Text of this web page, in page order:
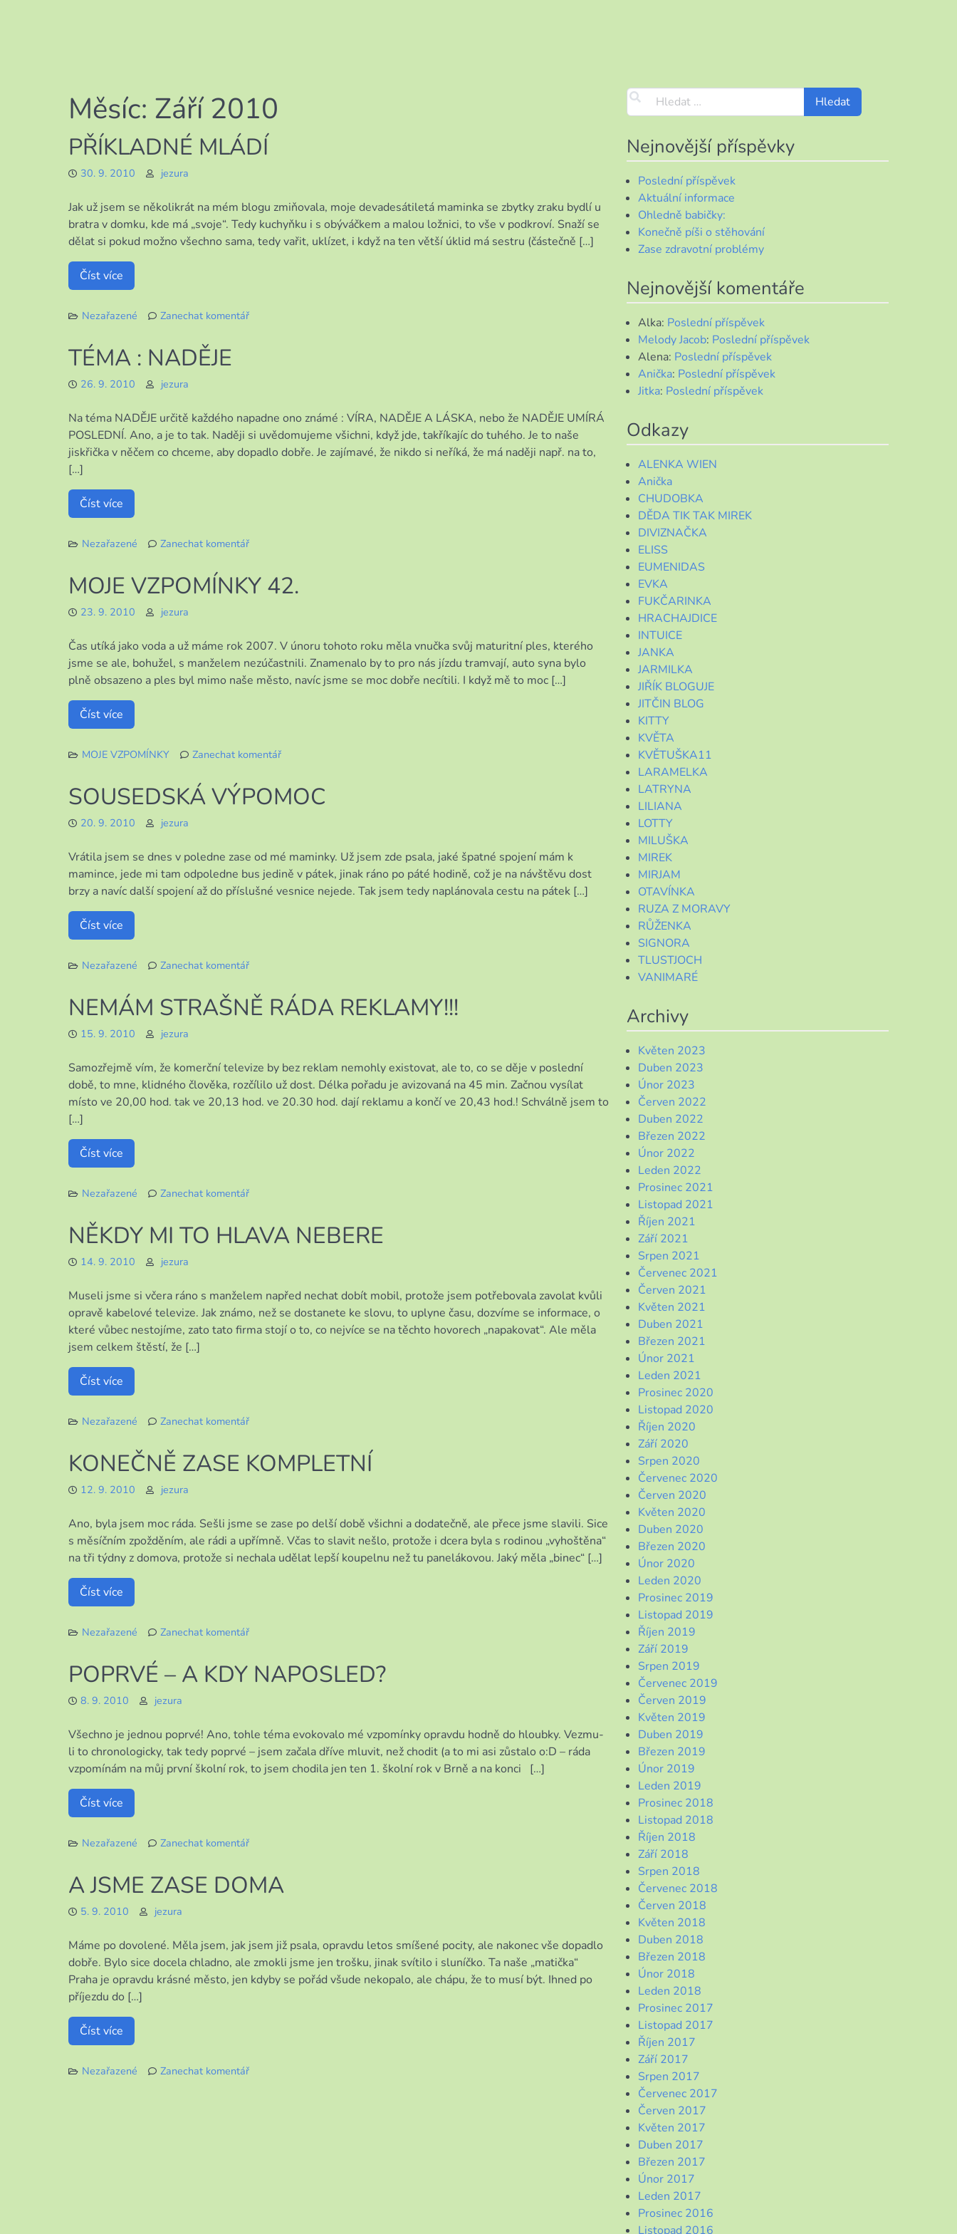
Měsíc: Září 2010
PŘÍKLADNÉ MLÁDÍ
30. 9. 2010 jezura
Jak už jsem se několikrát na mém blogu zmiňovala, moje devadesátiletá maminka se zbytky zraku bydlí u
bratra v domku, kde má „svoje“. Tedy kuchyňku i s obýváčkem a malou ložnici, to vše v podkroví. Snaží se
dělat si pokud možno všechno sama, tedy vařit, uklízet, i když na ten větší úklid má sestru (částečně […]
Číst více
Nezařazené
Zanechat komentář
TÉMA : NADĚJE
26. 9. 2010 jezura
Na téma NADĚJE určitě každého napadne ono známé : VÍRA, NADĚJE A LÁSKA, nebo že NADĚJE UMÍRÁ
POSLEDNÍ. Ano, a je to tak. Naději si uvědomujeme všichni, když jde, takříkajíc do tuhého. Je to naše
jiskřička v něčem co chceme, aby dopadlo dobře. Je zajímavé, že nikdo si neříká, že má naději např. na to,
[…]
Číst více
Nezařazené
Zanechat komentář
MOJE VZPOMÍNKY 42.
23. 9. 2010 jezura
Čas utíká jako voda a už máme rok 2007. V únoru tohoto roku měla vnučka svůj maturitní ples, kterého
jsme se ale, bohužel, s manželem nezúčastnili. Znamenalo by to pro nás jízdu tramvají, auto syna bylo
plně obsazeno a ples byl mimo naše město, navíc jsme se moc dobře necítili. I když mě to moc […]
Číst více
MOJE VZPOMÍNKY
Zanechat komentář
VZPOMÍNKY
SOUSEDSKÁ VÝPOMOC
20. 9. 2010 jezura
Vrátila jsem se dnes v poledne zase od mé maminky. Už jsem zde psala, jaké špatné spojení mám k
mamince, jede mi tam odpoledne bus jedině v pátek, jinak ráno po páté hodině, což je na návštěvu dost
brzy a navíc další spojení až do příslušné vesnice nejede. Tak jsem tedy naplánovala cestu na pátek […]
Číst více
Nezařazené
Zanechat komentář
SOUSEDSKÁ
VÝPOMOC
NEMÁM STRAŠNĚ RÁDA REKLAMY!!!
15. 9. 2010 jezura
Samozřejmě vím, že komerční televize by bez reklam nemohly existovat, ale to, co se děje v poslední
době, to mne, klidného člověka, rozčílilo už dost. Délka pořadu je avizovaná na 45 min. Začnou vysílat
místo ve 20,00 hod. tak ve 20,13 hod. ve 20.30 hod. dají reklamu a končí ve 20,43 hod.! Schválně jsem to
[…]
Číst více
Nezařazené
Zanechat komentář
STRAŠNĚ
NĚKDY MI TO HLAVA NEBERE
14. 9. 2010 jezura
Museli jsme si včera ráno s manželem napřed nechat dobít mobil, protože jsem potřebovala zavolat kvůli
opravě kabelové televize. Jak známo, než se dostanete ke slovu, to uplyne času, dozvíme se informace, o
které vůbec nestojíme, zato tato firma stojí o to, co nejvíce se na těchto hovorech „napakovat“. Ale měla
jsem celkem štěstí, že […]
Číst více
Nezařazené
Zanechat komentář
MI
KONEČNĚ ZASE KOMPLETNÍ
12. 9. 2010 jezura
Ano, byla jsem moc ráda. Sešli jsme se zase po delší době všichni a dodatečně, ale přece jsme slavili. Sice
s měsíčním zpožděním, ale rádi a upřímně. Včas to slavit nešlo, protože i dcera byla s rodinou „vyhoštěna“
na tři týdny z domova, protože si nechala udělat lepší koupelnu než tu panelákovou. Jaký měla „binec“ […]
Číst více
Nezařazené
Zanechat komentář
ZASE
POPRVÉ – A KDY NAPOSLED?
8. 9. 2010 jezura
Všechno je jednou poprvé! Ano, tohle téma evokovalo mé vzpomínky opravdu hodně do hloubky. Vezmu-
li to chronologicky, tak tedy poprvé – jsem začala dříve mluvit, než chodit (a to mi asi zůstalo o:D – ráda
vzpomínám na můj první školní rok, to jsem chodila jen ten 1. školní rok v Brně a na konci […]
Číst více
Nezařazené
Zanechat komentář
–
A JSME ZASE DOMA
5. 9. 2010 jezura
Máme po dovolené. Měla jsem, jak jsem již psala, opravdu letos smíšené pocity, ale nakonec vše dopadlo
dobře. Bylo sice docela chladno, ale zmokli jsme jen trošku, jinak svítilo i sluníčko. Ta naše „matička“
Praha je opravdu krásné město, jen kdyby se pořád všude nekopalo, ale chápu, že to musí být. Ihned po
příjezdu do […]
Číst více
Nezařazené
Zanechat komentář
Nejnovější příspěvky
Poslední příspěvek
Aktuální informace
Ohledně babičky:
Konečně píši o stěhování
Zase zdravotní problémy
Nejnovější komentáře
Alka: Poslední příspěvek
Melody Jacob: Poslední příspěvek
Alena: Poslední příspěvek
Anička: Poslední příspěvek
Jitka: Poslední příspěvek
Odkazy
ALENKA WIEN
Anička
CHUDOBKA
DĚDA TIK TAK MIREK
DIVIZNAČKA
ELISS
EUMENIDAS
EVKA
FUKČARINKA
HRACHAJDICE
INTUICE
JANKA
JARMILKA
JIŘÍK BLOGUJE
JITČIN BLOG
KITTY
KVĚTA
KVĚTUŠKA11
LARAMELKA
LATRYNA
LILIANA
LOTTY
MILUŠKA
MIREK
MIRJAM
OTAVÍNKA
RUZA Z MORAVY
RŮŽENKA
SIGNORA
TLUSTJOCH
VANIMARÉ
Archivy
Květen 2023
Duben 2023
Únor 2023
Červen 2022
Duben 2022
Březen 2022
Únor 2022
Leden 2022
Prosinec 2021
Listopad 2021
Říjen 2021
Září 2021
Srpen 2021
Červenec 2021
Červen 2021
Květen 2021
Duben 2021
Březen 2021
Únor 2021
Leden 2021
Prosinec 2020
Listopad 2020
Říjen 2020
Září 2020
Srpen 2020
Červenec 2020
Červen 2020
Květen 2020
Duben 2020
Březen 2020
Únor 2020
Leden 2020
Prosinec 2019
Listopad 2019
Říjen 2019
Září 2019
Srpen 2019
Červenec 2019
Červen 2019
Květen 2019
Duben 2019
Březen 2019
Únor 2019
Leden 2019
Prosinec 2018
Listopad 2018
Říjen 2018
Září 2018
Srpen 2018
Červenec 2018
Červen 2018
Květen 2018
Duben 2018
Březen 2018
Únor 2018
Leden 2018
Prosinec 2017
Listopad 2017
Říjen 2017
Září 2017
Srpen 2017
Červenec 2017
Červen 2017
Květen 2017
Duben 2017
Březen 2017
Únor 2017
Leden 2017
Prosinec 2016
Listopad 2016